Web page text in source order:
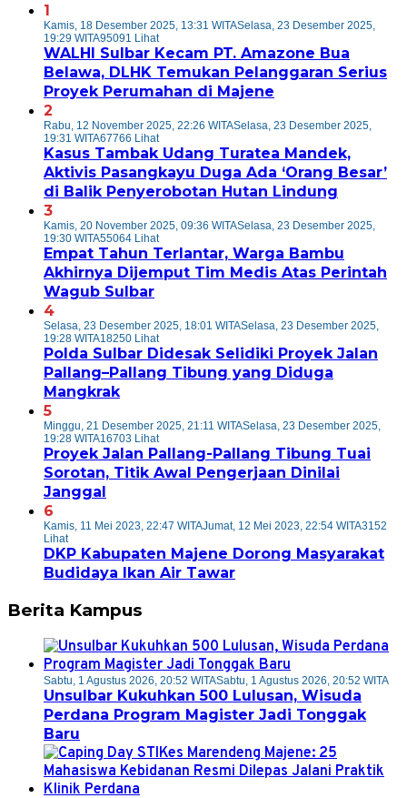
1
Kamis, 18 Desember 2025, 13:31 WITASelasa, 23 Desember 2025,
19:29 WITA95091 Lihat
WALHI Sulbar Kecam PT. Amazone Bua
Belawa, DLHK Temukan Pelanggaran Serius
Proyek Perumahan di Majene
2
Rabu, 12 November 2025, 22:26 WITASelasa, 23 Desember 2025,
19:31 WITA67766 Lihat
Kasus Tambak Udang Turatea Mandek,
Aktivis Pasangkayu Duga Ada ‘Orang Besar’
di Balik Penyerobotan Hutan Lindung
3
Kamis, 20 November 2025, 09:36 WITASelasa, 23 Desember 2025,
19:30 WITA55064 Lihat
Empat Tahun Terlantar, Warga Bambu
Akhirnya Dijemput Tim Medis Atas Perintah
Wagub Sulbar
4
Selasa, 23 Desember 2025, 18:01 WITASelasa, 23 Desember 2025,
19:28 WITA18250 Lihat
Polda Sulbar Didesak Selidiki Proyek Jalan
Pallang–Pallang Tibung yang Diduga
Mangkrak
5
Minggu, 21 Desember 2025, 21:11 WITASelasa, 23 Desember 2025,
19:28 WITA16703 Lihat
Proyek Jalan Pallang-Pallang Tibung Tuai
Sorotan, Titik Awal Pengerjaan Dinilai
Janggal
6
Kamis, 11 Mei 2023, 22:47 WITAJumat, 12 Mei 2023, 22:54 WITA3152
Lihat
DKP Kabupaten Majene Dorong Masyarakat
Budidaya Ikan Air Tawar
Berita Kampus
Sabtu, 1 Agustus 2026, 20:52 WITASabtu, 1 Agustus 2026, 20:52 WITA
Unsulbar Kukuhkan 500 Lulusan, Wisuda
Perdana Program Magister Jadi Tonggak
Baru